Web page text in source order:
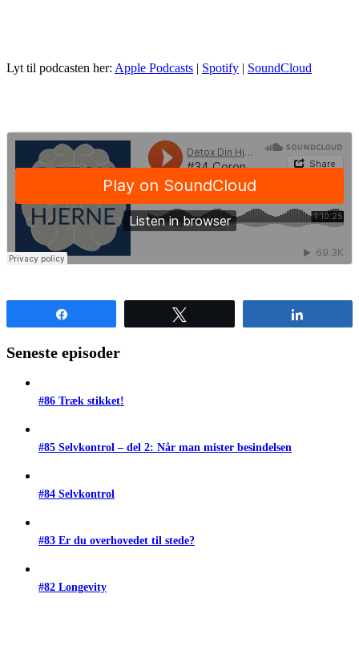
Lyt til podcasten her: Apple Podcasts | Spotify | SoundCloud
Seneste episoder
#86 Træk stikket!
#85 Selvkontrol – del 2: Når man mister besindelsen
#84 Selvkontrol
#83 Er du overhovedet til stede?
#82 Longevity